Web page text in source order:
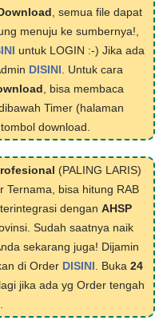
, semua file dapat
menuju ke sumbernya!,
untuk LOGIN :-) Jika ada
DISINI . Untuk cara
, bisa membaca
Timer (halaman
download.
(PALING LARIS)
Ternama, bisa hitung RAB
dengan AHSP
Sudah saatnya naik
sekarang juga! Dijamin
di Order DISINI . Buka 24
jika ada yg Order tengah